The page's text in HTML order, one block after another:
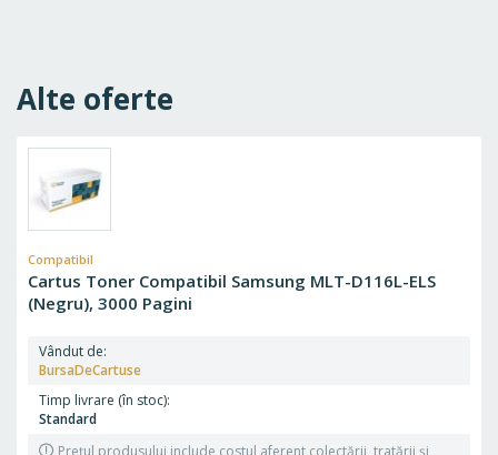
Alte oferte
Compatibil
Cartus Toner Compatibil Samsung MLT-D116L-ELS
(Negru), 3000 Pagini
Vândut de
BursaDeCartuse
Timp livrare (în stoc)
Standard